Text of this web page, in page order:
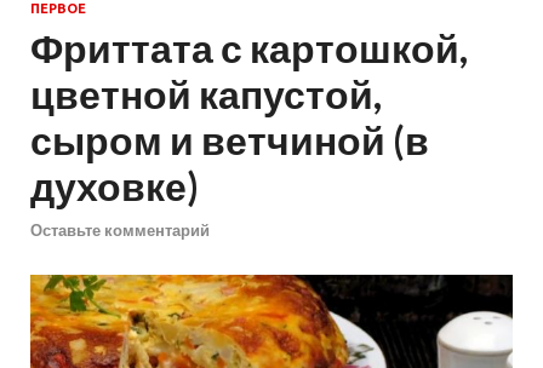
ПЕРВОЕ
Фриттата с картошкой,
цветной капустой,
сыром и ветчиной (в
духовке)
Оставьте комментарий